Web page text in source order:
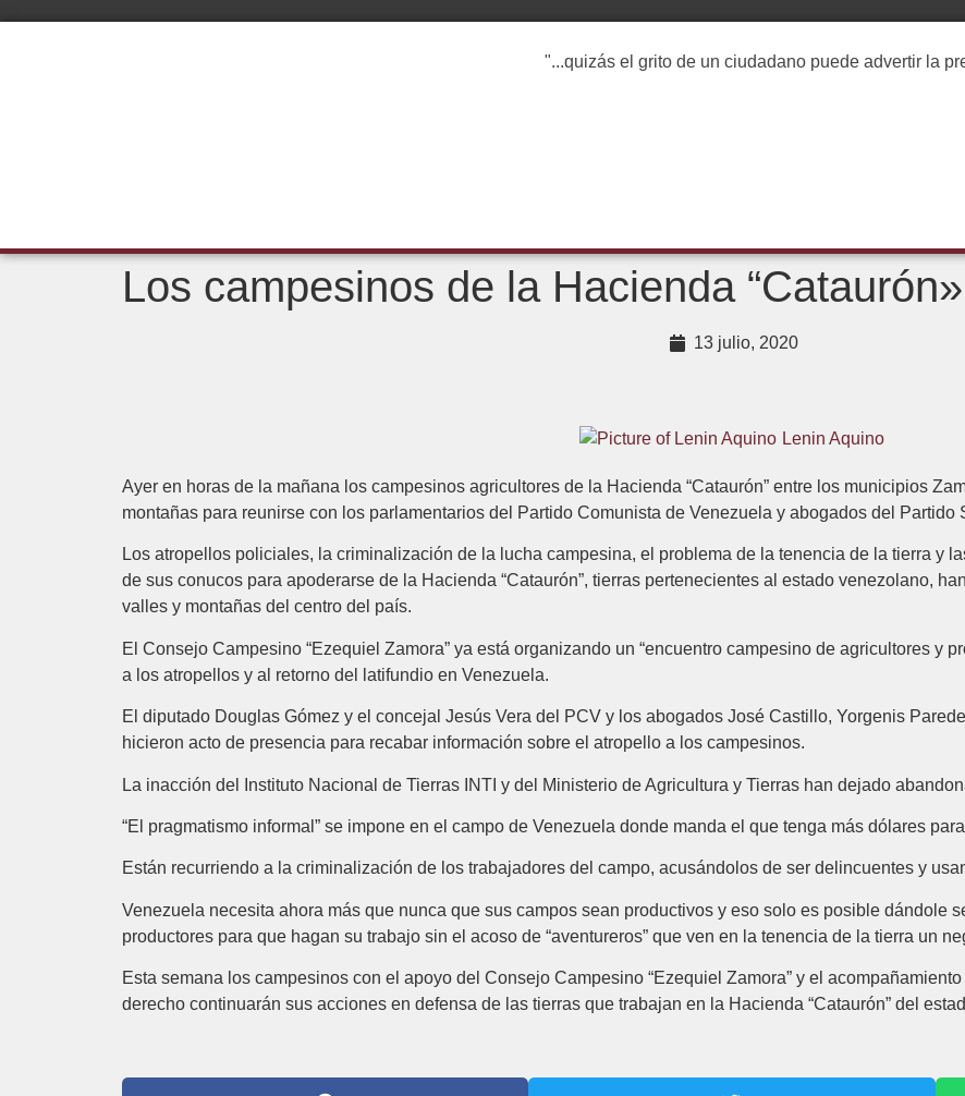
"...quizás el grito de un ciudadano puede advertir la
Los campesinos de la Hacienda “Cataurón»
13 julio, 2020
Lenin Aquino
Ayer en horas de la mañana los campesinos agricultores de la Hacienda “Cataurón” entre los municipios
montañas para reunirse con los parlamentarios del Partido Comunista de Venezuela y abogados del Partido
Los atropellos policiales, la criminalización de la lucha campesina, el problema de la tenencia de la tierra y
de sus conucos para apoderarse de la Hacienda “Cataurón”, tierras pertenecientes al estado venezolano,
valles y montañas del centro del país.
El Consejo Campesino “Ezequiel Zamora” ya está organizando un “encuentro campesino de agricultores y
a los atropellos y al retorno del latifundio en Venezuela.
El diputado Douglas Gómez y el concejal Jesús Vera del PCV y los abogados José Castillo, Yorgenis
hicieron acto de presencia para recabar información sobre el atropello a los campesinos.
La inacción del Instituto Nacional de Tierras INTI y del Ministerio de Agricultura y Tierras han dejado
“El pragmatismo informal” se impone en el campo de Venezuela donde manda el que tenga más dólares
Están recurriendo a la criminalización de los trabajadores del campo, acusándolos de ser delincuentes y
Venezuela necesita ahora más que nunca que sus campos sean productivos y eso solo es posible dándole
productores para que hagan su trabajo sin el acoso de “aventureros” que ven en la tenencia de la tierra un
Esta semana los campesinos con el apoyo del Consejo Campesino “Ezequiel Zamora” y el
derecho continuarán sus acciones en defensa de las tierras que trabajan en la Hacienda “Cataurón” del